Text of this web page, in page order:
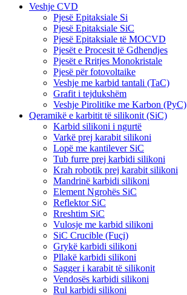
Veshje CVD
Pjesë Epitaksiale Si
Pjesë Epitaksiale SiC
Pjesë Epitaksiale të MOCVD
Pjesët e Procesit të Gdhendjes
Pjesët e Rritjes Monokristale
Pjesë për fotovoltaike
Veshje me karbid tantali (TaC)
Grafit i tejdukshëm
Veshje Pirolitike me Karbon (PyC)
Qeramikë e karbitit të silikonit (SiC)
Karbid silikoni i ngurtë
Varkë prej karabit silikoni
Lopë me kantilever SiC
Tub furre prej karbidi silikoni
Krah robotik prej karabit silikoni
Mandrinë karbidi silikoni
Element Ngrohës SiC
Reflektor SiC
Rreshtim SiC
Vulosje me karbid silikoni
SiC Crucible (Fuçi)
Grykë karbidi silikoni
Pllakë karbidi silikoni
Sagger i karabit të silikonit
Vendosës karbidi silikoni
Rul karbidi silikoni